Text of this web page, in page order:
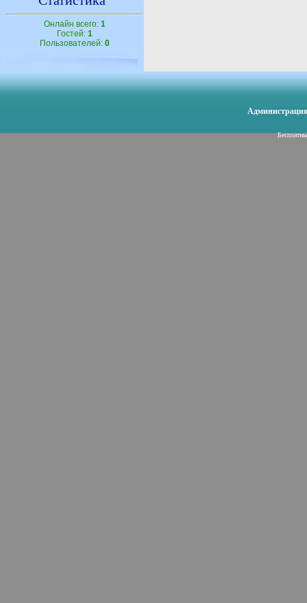
Онлайн всего: 1
Гостей: 1
Пользователей: 0